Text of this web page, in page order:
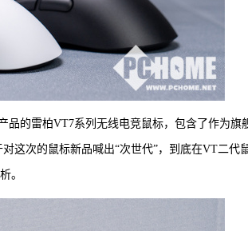
品的雷柏VT7系列无线电竞鼠标，包含了作为旗
这次的鼠标新品喊出“次世代”，到底在VT二代
。